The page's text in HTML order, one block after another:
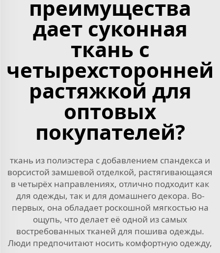
преимущества
дает суконная
ткань с
четырехсторонней
растяжкой для
оптовых
покупателей?
ткань из полиэстера с добавлением спандекса и
ворсистой замшевой отделкой, растягивающаяся
в четырёх направлениях, отлично подходит как
для одежды, так и для домашнего декора. Во-
первых, она обладает роскошной мягкостью на
ощупь, что делает её одной из самых
востребованных тканей для пошива одежды.
Люди предпочитают носить комфортную одежду,